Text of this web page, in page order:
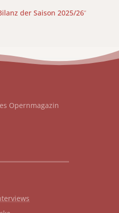
der Saison 2025/26“
Opernmagazin